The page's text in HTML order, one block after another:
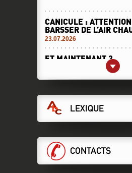
CANICULE :
BARSSER DE L’AIR
23.07.2026
ET MAINTENANT ?
LA DIRECTION VEUT
RABAIS, LA CGT S’Y
DCI sécurité
16.07.2026
DERRIÈRE VOS
MORTIFÈRES !
16.07.2026
LEXIQUE
CONTACTS